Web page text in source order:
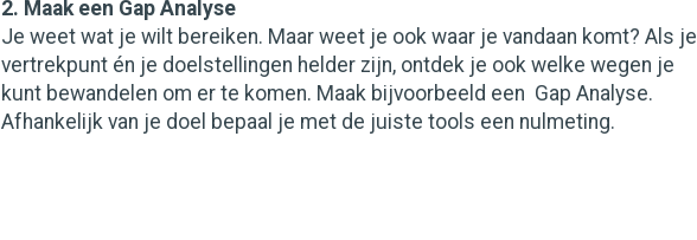
2. Maak een Gap Analyse
Je weet wat je wilt bereiken. Maar weet je ook waar je vandaan komt? Als je
vertrekpunt én je doelstellingen helder zijn, ontdek je ook welke wegen je
kunt bewandelen om er te komen. Maak bijvoorbeeld een Gap Analyse.
Afhankelijk van je doel bepaal je met de juiste tools een nulmeting.